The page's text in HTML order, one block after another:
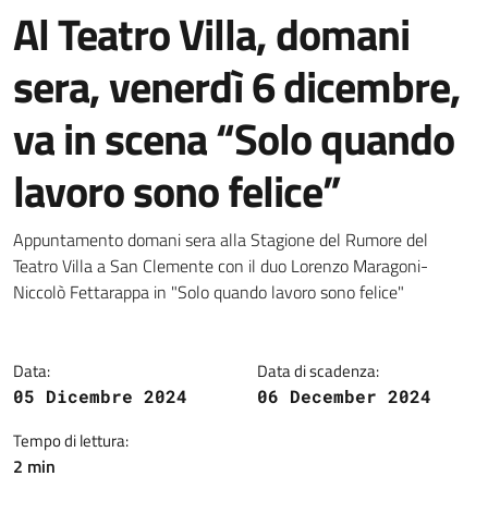
Al Teatro Villa, domani
sera, venerdì 6 dicembre,
va in scena “Solo quando
lavoro sono felice”
Dettagli della notizia
Appuntamento domani sera alla Stagione del Rumore del
Teatro Villa a San Clemente con il duo Lorenzo Maragoni-
Niccolò Fettarappa in "Solo quando lavoro sono felice"
Data:
05 Dicembre 2024
Data di scadenza:
06 December 2024
Tempo di lettura:
2 min